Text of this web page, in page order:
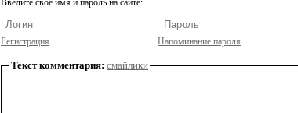
Введите свое имя и пароль на сайте:
Регистрация Напоминание пароля
Текст комментария: смайлики